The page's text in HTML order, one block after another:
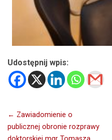
Udostępnij wpis:
Nawigacja
wpisu
← Zawiadomienie o
publicznej obronie rozprawy